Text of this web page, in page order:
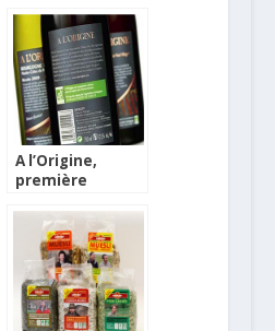
A l’Origine,
première
transversale de
vins bio éco-
responsable